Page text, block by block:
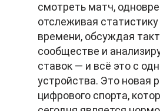
смотреть матч,
отслеживая
времени, обсуждая
сообществе и
ставок — и всё это с
устройства. Это новая
цифрового спорта,